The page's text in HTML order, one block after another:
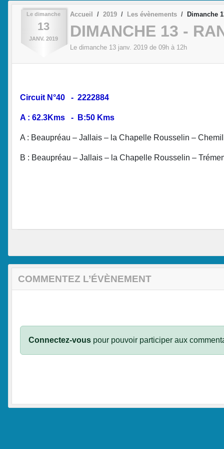
Le dimanche
13
JANV. 2019
Accueil 2019 Les évènements Dimanche
DIMANCHE 13 -
Le dimanche 13 janv. 2019 de 09h à 12h
Circuit N°40 - 2222884
A : 62.3Kms - B:50 Kms
A : Beaupréau – Jallais – la Chapelle Rousselin –
B : Beaupréau – Jallais – la Chapelle Rousselin –
COMMENTEZ L’ÉVÈNEMENT
Connectez-vous pour pouvoir participer aux